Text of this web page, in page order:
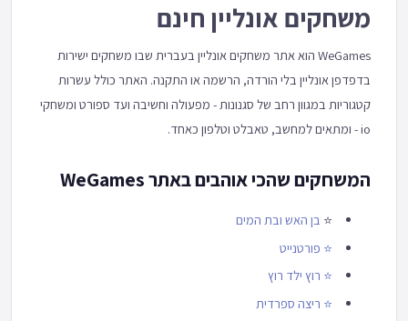
משחקים אונליין חינם
WeGames הוא אתר משחקים אונליין בעברית שבו משחקים ישירות
בדפדפן אונליין בלי הורדה, הרשמה או התקנה. האתר כולל עשרות
קטגוריות במגוון רחב של סגנונות - מפעולה וחשיבה ועד ספורט ומשחקי
io - ומתאים למחשב, טאבלט וטלפון כאחד.
המשחקים שהכי אוהבים באתר WeGames
⭐ בן האש ובת המים
⭐ פורטנייט
⭐ רוץ ילד רוץ
⭐ ריצה ספרדית